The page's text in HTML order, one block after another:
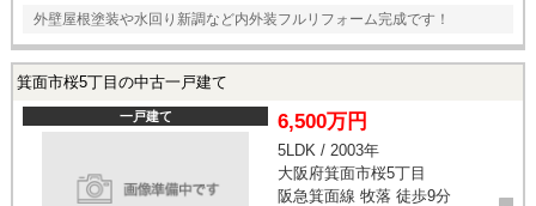
外壁屋根塗装や水回り新調など内外装フルリフォーム完成です！
箕面市桜5丁目の中古一戸建て
一戸建て 6,500万円
5LDK / 2003年
大阪府箕面市桜5丁目
阪急箕面線 牧落 徒歩9分